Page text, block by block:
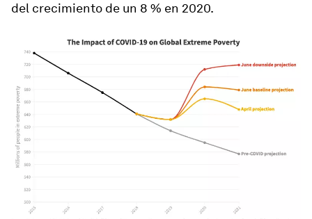
del crecimiento de un 8 % en 2020.